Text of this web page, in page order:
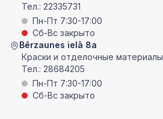
Тел.: 22335731
Пн-Пт 7:30-17:00
Сб-Вс закрыто
Bērzaunes ielā 8a
Краски и отделочные материалы
Тел.: 28684205
Пн-Пт 7:30-17:00
Сб-Вс закрыто